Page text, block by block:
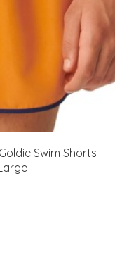
Swim Shorts